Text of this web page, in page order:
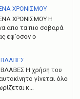
ΧΡΟΝΙΣΜΟΥ
ΧΡΟΝΙΣΜΟΥ Η
απο τα πιο σοβαρά
εφ’οσον ο
ΒΛΑΒΕΣ
ΒΛΑΒΕΣ H χρήση του
γίνεται όλο
κ...